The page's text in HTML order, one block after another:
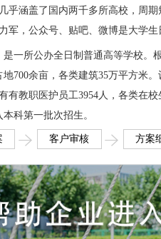
乎涵盖了国内两千多所高校，周期
军，公众号、贴吧、微博是大学生
一所公办全日制普通高等学校。
700余亩，各类建筑35万平方米
有教职医护员工3954人，各类在
科第一批次招生。
客户审核 方案